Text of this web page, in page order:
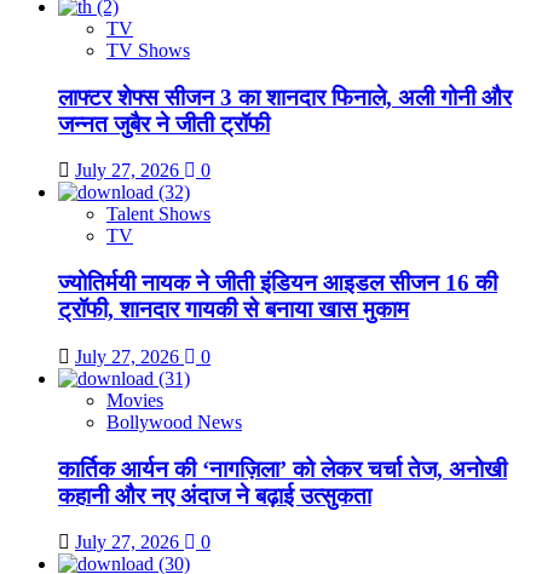
TV
TV Shows
लाफ्टर शेफ्स सीजन 3 का शानदार फिनाले, अली गोनी और
जन्नत जुबैर ने जीती ट्रॉफी
July 27, 2026 0
Talent Shows
TV
ज्योतिर्मयी नायक ने जीती इंडियन आइडल सीजन 16 की
ट्रॉफी, शानदार गायकी से बनाया खास मुकाम
July 27, 2026 0
Movies
Bollywood News
कार्तिक आर्यन की ‘नागज़िला’ को लेकर चर्चा तेज, अनोखी
कहानी और नए अंदाज ने बढ़ाई उत्सुकता
July 27, 2026 0